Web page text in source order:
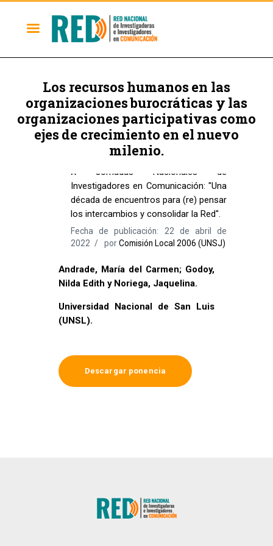
Los recursos humanos en las
organizaciones burocráticas y las
organizaciones participativas como
ejes de crecimiento en el nuevo
milenio.
Memorias 2006
X Jornadas Nacionales de
Investigadores en Comunicación: "Una
década de encuentros para (re) pensar
los intercambios y consolidar la Red".
Fecha de publicación: 22 de abril de
2022
porComisión Local 2006 (UNSJ)
Andrade, María del Carmen; Godoy,
Nilda Edith y Noriega, Jaquelina.
Universidad Nacional de San Luis
(UNSL).
Descargar ponencia